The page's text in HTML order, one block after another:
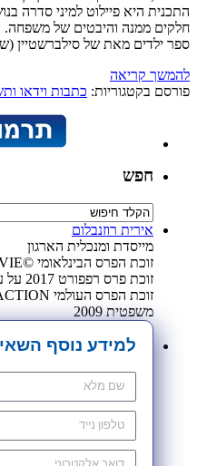
התכנית היא פיילוט למיני סדרה
חלקים ממנה והיבטים של
ספר ילדים מאת של סילברשטיין
להמשך קריאה
פורסם בקטגוריות: כתבות וידאו
חפש
אירית רוזנבלום
מייסדת ומנכלית הארגון
זוכת הפרס הבינלאומי ©STEVIE לנשים פורצות דרך 2019
זוכת פרס רפפורט 2017 על עשייה נשית פורצת דרך
משפטית 2009
למידע נוסף